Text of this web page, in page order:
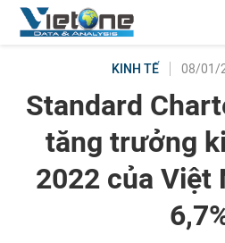
KINH TẾ 08/01/
Standard
tăng trưởng
2022 của Việt